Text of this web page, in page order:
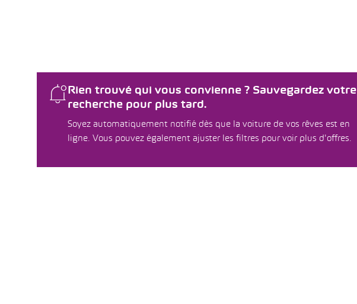
Rien trouvé qui vous convienne ? Sauvegardez votre
recherche pour plus tard.
Soyez automatiquement notifié dès que la voiture de vos rêves est en
ligne. Vous pouvez également ajuster les filtres pour voir plus d'offres.